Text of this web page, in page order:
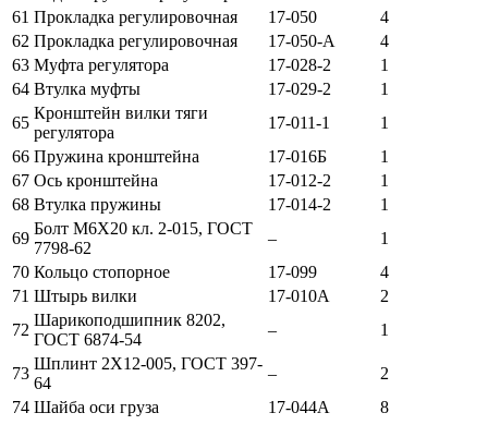
61 Прокладка регулировочная 17-050
4
62 Прокладка регулировочная 17-050-А
4
63 Муфта регулятора 17-028-2
1
64 Втулка муфты 17-029-2
1
65
Кронштейн вилки тяги
регулятора
17-011-1
1
66 Пружина кронштейна 17-016Б
1
67 Ось кронштейна 17-012-2
1
68 Втулка пружины 17-014-2
1
69
Болт М6Х20 кл. 2-015, ГОСТ
7798-62
–
1
70 Кольцо стопорное 17-099
4
71 Штырь вилки 17-010А
2
72
Шарикоподшипник 8202,
ГОСТ 6874-54
– 1
73
Шплинт 2Х12-005, ГОСТ 397-
64
–
2
74 Шайба оси груза 17-044А 8